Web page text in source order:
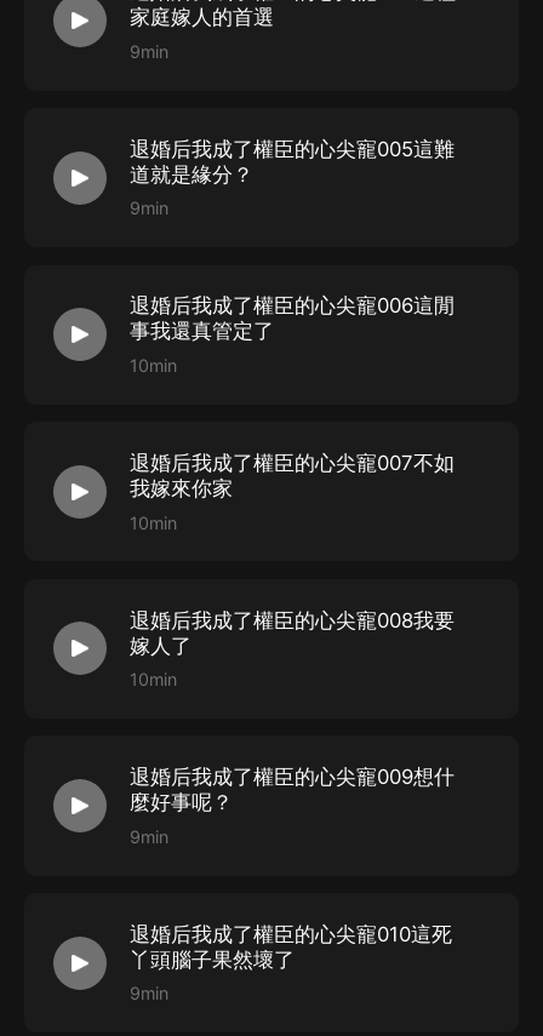
救贖。
第二步：如果您無法聯系上APP內在線客服，可關注
第三步：如果在線客服都未取得聯系，也可撥打客服電
話：400-838-5616
家庭嫁人的首選
9min
退婚后我成了權臣的心尖寵005這難
道就是緣分？
9min
退婚后我成了權臣的心尖寵006這閒
事我還真管定了
10min
退婚后我成了權臣的心尖寵007不如
我嫁來你家
10min
退婚后我成了權臣的心尖寵008我要
嫁人了
10min
退婚后我成了權臣的心尖寵009想什
麼好事呢？
9min
退婚后我成了權臣的心尖寵010這死
丫頭腦子果然壞了
9min